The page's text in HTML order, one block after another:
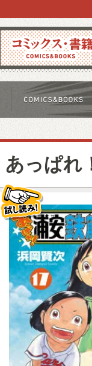
コミックス
あっぱれ
試し読み！